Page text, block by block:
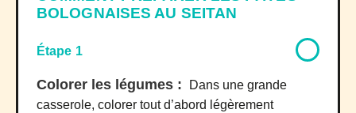
BOLOGNAISES AU SEITAN
Étape 1
Colorer les légumes :
Dans une grande
casserole, colorer tout d’abord légèrement